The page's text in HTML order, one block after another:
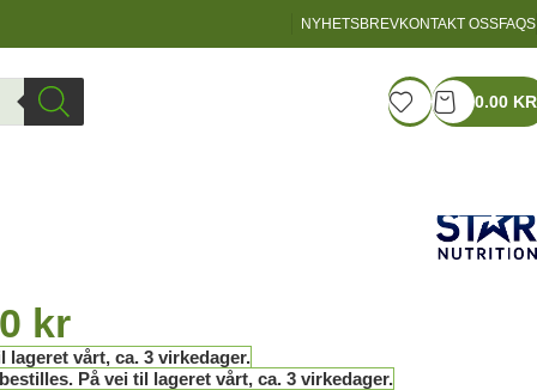
NYHETSBREVKONTAKT OSSFAQS
0.00 KR
kr
vårt, ca. 3 virkedager.
På vei til lageret vårt, ca. 3 virkedager.